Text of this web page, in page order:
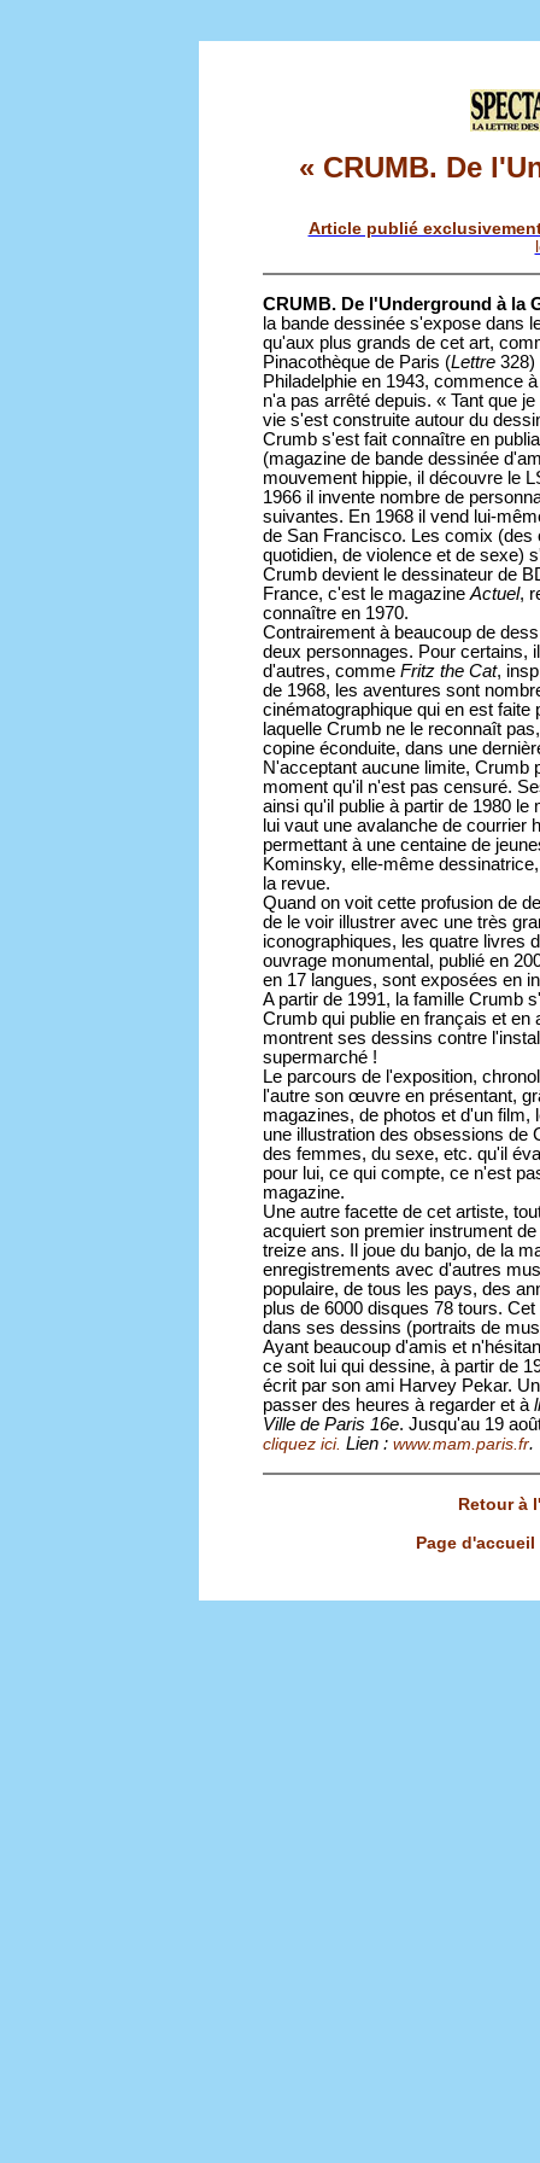
« CRUMB. De
Article publié
CRUMB. De l'Underground à la
la bande dessinée s'expose dans
qu'aux plus grands de cet art,
Pinacothèque de Paris (Lettre 328)
Philadelphie en 1943, commence
n'a pas arrêté depuis. « Tant que
vie s'est construite autour du
Crumb s'est fait connaître en
(magazine de bande dessinée
mouvement hippie, il découvre le
1966 il invente nombre de
suivantes. En 1968 il vend lui-
de San Francisco. Les comix (des
quotidien, de violence et de sexe)
Crumb devient le dessinateur de
France, c'est le magazineActuel,
connaître en 1970.
Contrairement à beaucoup de
deux personnages. Pour certains,
d'autres, comme Fritz the Cat,
de 1968, les aventures sont
cinématographique qui en est
laquelle Crumb ne le reconnaît
copine éconduite, dans une
N'acceptant aucune limite, Crumb
moment qu'il n'est pas censuré.
ainsi qu'il publie à partir de 1980 le
lui vaut une avalanche de courrier
permettant à une centaine de
Kominsky, elle-même
la revue.
Quand on voit cette profusion de
de le voir illustrer avec une très
iconographiques, les quatre livres
ouvrage monumental, publié en
en 17 langues, sont exposées en
A partir de 1991, la famille Crumb
Crumb qui publie en français et
montrent ses dessins contre
supermarché !
Le parcours de l'exposition,
l'autre son œuvre en présentant,
magazines, de photos et d'un
une illustration des obsessions de
des femmes, du sexe, etc. qu'il
pour lui, ce qui compte, ce n'est
magazine.
Une autre facette de cet artiste,
acquiert son premier instrument
treize ans. Il joue du banjo, de la
enregistrements avec d'autres
populaire, de tous les pays, des
plus de 6000 disques 78 tours.
dans ses dessins (portraits de
Ayant beaucoup d'amis et
ce soit lui qui dessine, à partir de
écrit par son ami Harvey Pekar.
passer des heures à regarder et à
Ville de Paris 16e. Jusqu'au 19
cliquez ici. Lien : www.mam.paris.fr.
Retour à
Page